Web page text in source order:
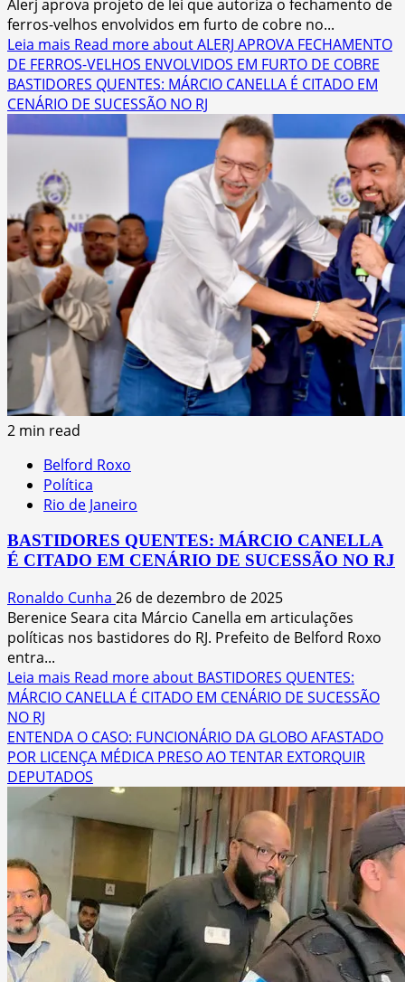
Alerj aprova projeto de lei que autoriza o fechamento de
ferros-velhos envolvidos em furto de cobre no...
Leia mais Read more about ALERJ APROVA FECHAMENTO
DE FERROS-VELHOS ENVOLVIDOS EM FURTO DE COBRE
BASTIDORES QUENTES: MÁRCIO CANELLA É CITADO EM
CENÁRIO DE SUCESSÃO NO RJ
2 min read
Belford Roxo
Política
Rio de Janeiro
BASTIDORES QUENTES: MÁRCIO CANELLA
É CITADO EM CENÁRIO DE SUCESSÃO NO RJ
Ronaldo Cunha 26 de dezembro de 2025
Berenice Seara cita Márcio Canella em articulações
políticas nos bastidores do RJ. Prefeito de Belford Roxo
entra...
Leia mais Read more about BASTIDORES QUENTES:
MÁRCIO CANELLA É CITADO EM CENÁRIO DE SUCESSÃO
NO RJ
ENTENDA O CASO: FUNCIONÁRIO DA GLOBO AFASTADO
POR LICENÇA MÉDICA PRESO AO TENTAR EXTORQUIR
DEPUTADOS